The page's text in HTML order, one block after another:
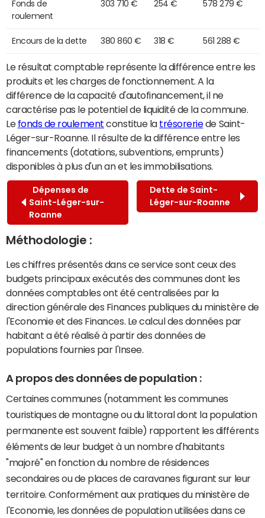
Fonds de
roulement
303 710 € 254 € 578 279 €
Encours de la dette 380 860 € 318 € 561 288 €
Le résultat comptable représente la différence entre les
produits et les charges de fonctionnement. A la
différence de la capacité d'autofinancement, il ne
caractérise pas le potentiel de liquidité de la commune.
Le fonds de roulement constitue la trésoreriede Saint-
Léger-sur-Roanne. Il résulte de la différence entre les
financements (dotations, subventions, emprunts)
disponibles à plus d'un an et les immobilisations.
Dépenses de
Saint-Léger-sur-
Roanne
Dette de Saint-
Léger-sur-Roanne
Méthodologie :
Les chiffres présentés dans ce service sont ceux des
budgets principaux exécutés des communes dont les
données comptables ont été centralisées par la
direction générale des Finances publiques du ministère de
l'Economie et des Finances. Le calcul des données par
habitant a été réalisé à partir des données de
populations fournies par l'Insee.
A propos des données de population :
Certaines communes (notamment les communes
touristiques de montagne ou du littoral dont la population
permanente est souvent faible) rapportent les différents
éléments de leur budget à un nombre d'habitants
"majoré" en fonction du nombre de résidences
secondaires ou de places de caravanes figurant sur leur
territoire. Conformément aux pratiques du ministère de
l'Economie, les données de population utilisées dans ce